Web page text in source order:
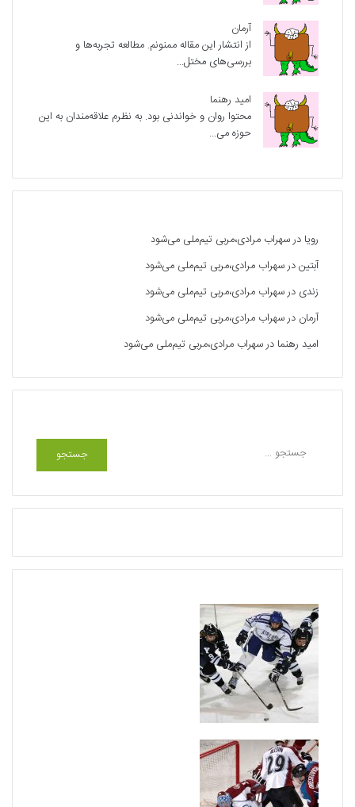
آرمان
از انتشار این مقاله ممنونم. مطالعه تجربه‌ها و
بررسی‌های مختل...
امید رهنما
محتوا روان و خواندنی بود. به نظرم علاقه‌مندان به این
حوزه می...
رویا درسهراب مرادی،مربی تیم‌ملی می‌شود
آبتیندرسهراب مرادی،مربی تیم‌ملی می‌شود
زندی درسهراب مرادی،مربی تیم‌ملی می‌شود
آرمان درسهراب مرادی،مربی تیم‌ملی می‌شود
امید رهنما درسهراب مرادی،مربی تیم‌ملی می‌شود
ج
و